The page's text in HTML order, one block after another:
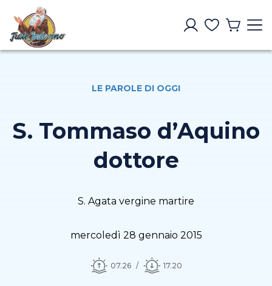
LE PAROLE DI OGGI
S. Tommaso d’Aquino
dottore
S. Agata vergine martire
mercoledì 28 gennaio 2015
07.26 17.20